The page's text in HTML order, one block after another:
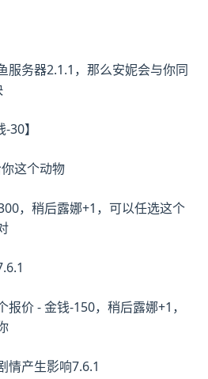
服务器2.1.1，那么安妮会与你同
30】
这个动物
，稍后露娜+1，可以任选这个
价 - 金钱-150，稍后露娜+1，
情产生影响7.6.1